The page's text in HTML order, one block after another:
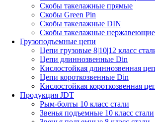
Скобы такелажные прямые
Скобы Green Pin
Скобы такелажные DIN
Скобы такелажные нержавеющие
Грузоподъемные цепи
Цепи грузовые 8|10|12 класс
Цепи длиннозвенные Din
Кислостойкая длиннозвенная
Цепи короткозвенные Din
Кислостойкая короткозвенная
Продукция JDT
Рым-болты 10 класс стали
Звенья подъемные 10 класс стали